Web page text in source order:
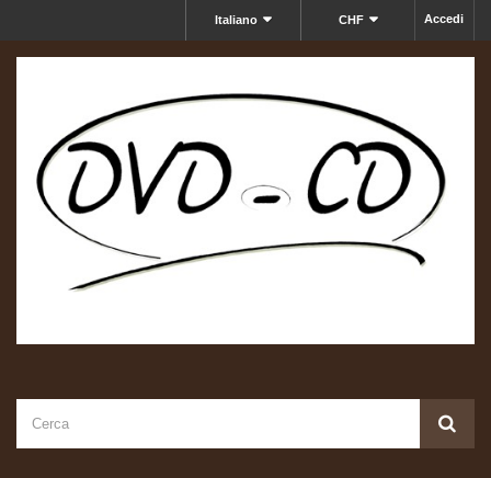
Accedi
CHF
Italiano